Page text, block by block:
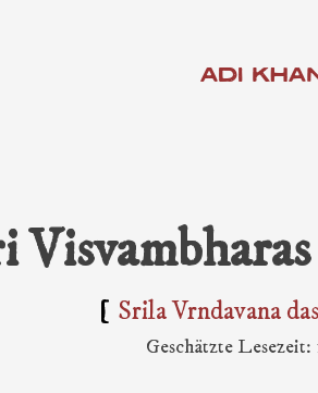
ADI
Srila Vrndavana
Geschätzte Lesezeit:
Thakur & Seine Schüler